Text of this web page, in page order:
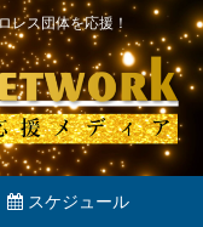
レス団体を応援！
スケジュール